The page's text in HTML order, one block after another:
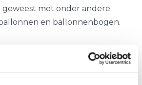
geweest met onder andere
en ballonnenbogen.
echtpaar nog meer wensen.